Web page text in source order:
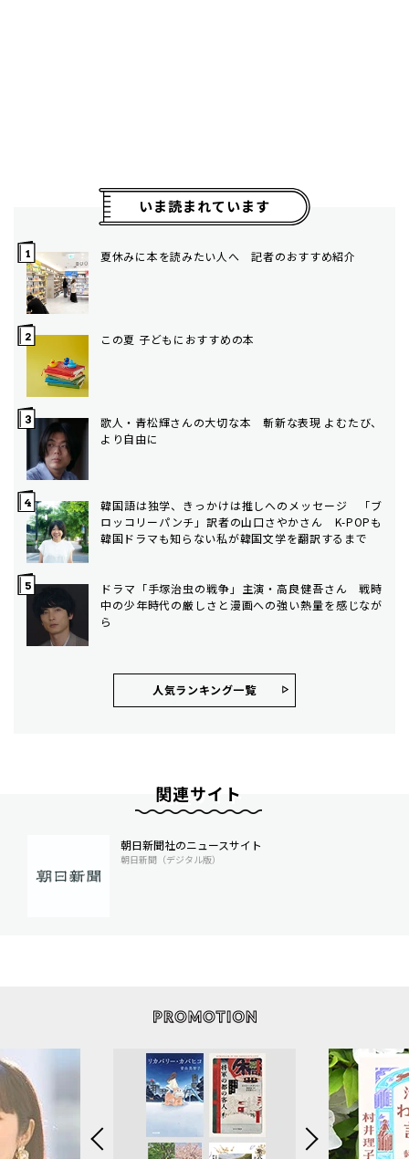
いま読まれています
夏休みに本を読みたい人へ 記者のおすすめ紹介
この夏 子どもにおすすめの本
歌人・青松輝さんの大切な本 斬新な表現 よむたび、
より自由に
韓国語は独学、きっかけは推しへのメッセージ 「ブ
ロッコリーパンチ」訳者の山口さやかさん K-POPも
韓国ドラマも知らない私が韓国文学を翻訳するまで
ドラマ「手塚治虫の戦争」主演・高良健吾さん 戦時
中の少年時代の厳しさと漫画への強い熱量を感じなが
ら
人気ランキング⼀覧
関連サイト
朝日新聞社のニュースサイト
朝日新聞（デジタル版）